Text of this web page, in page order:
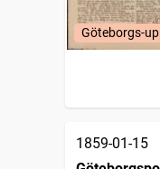
Göteborgs-
1859-01-15